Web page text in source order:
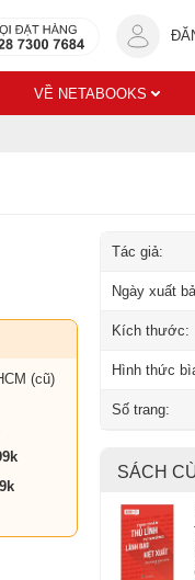
VỀ NETABOOKS
(cũ)
Tác giả:
Ngày xuất
Kích thước:
Hình thức
Số trang:
SÁCH